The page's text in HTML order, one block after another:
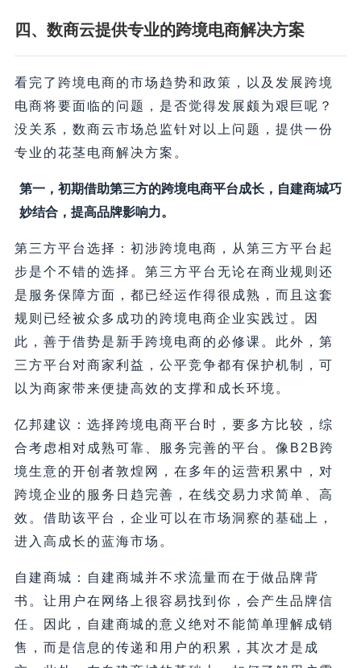
四、数商云提供专业的跨境电商解决方案
看完了跨境电商的市场趋势和政策，以及发展跨境
电商将要面临的问题，是否觉得发展颇为艰巨呢？
没关系，数商云市场总监针对以上问题，提供一份
专业的花茎电商解决方案。
第一，初期借助第三方的跨境电商平台成长，自建商城巧
妙结合，提高品牌影响力。
第三方平台选择：初涉跨境电商，从第三方平台起
步是个不错的选择。第三方平台无论在商业规则还
是服务保障方面，都已经运作得很成熟，而且这套
规则已经被众多成功的跨境电商企业实践过。因
此，善于借势是新手跨境电商的必修课。此外，第
三方平台对商家利益，公平竞争都有保护机制，可
以为商家带来便捷高效的支撑和成长环境。
亿邦建议：选择跨境电商平台时，要多方比较，综
合考虑相对成熟可靠、服务完善的平台。像B2B跨
境生意的开创者敦煌网，在多年的运营积累中，对
跨境企业的服务日趋完善，在线交易力求简单、高
效。借助该平台，企业可以在市场洞察的基础上，
进入高成长的蓝海市场。
自建商城：自建商城并不求流量而在于做品牌背
书。让用户在网络上很容易找到你，会产生品牌信
任。因此，自建商城的意义绝对不能简单理解成销
售，而是信息的传递和用户的积累，其次才是成